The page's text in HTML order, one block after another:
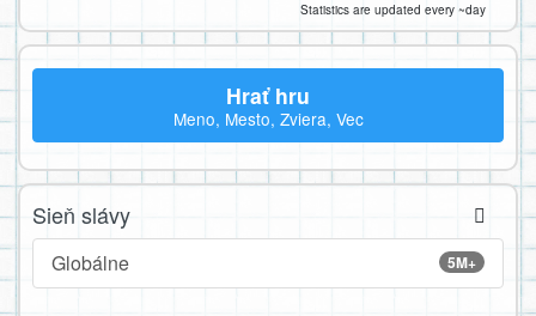
Statistics are updated every ~day
Hrať hru
Meno, Mesto, Zviera, Vec
Sieň slávy
5M+
Globálne